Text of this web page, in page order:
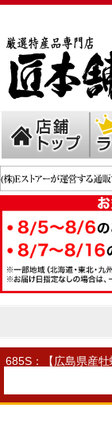
685S：【広島県産